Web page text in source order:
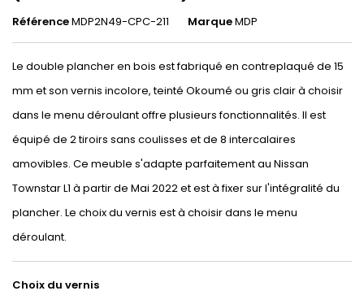
RéférenceMDP2N49-CPC-211 MarqueMDP
Le double plancher en bois est fabriqué en contreplaqué de 15
mm et son vernis incolore, teinté Okoumé ou gris clair à choisir
dans le menu déroulant offre plusieurs fonctionnalités. Il est
équipé de 2 tiroirs sans coulisses et de 8 intercalaires
amovibles. Ce meuble s'adapte parfaitement au Nissan
Townstar L1 à partir de Mai 2022 et est à fixer sur l'intégralité du
plancher. Le choix du vernis est à choisir dans le menu
déroulant.
Choix du vernis